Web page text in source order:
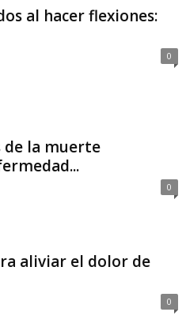
al hacer flexiones:
0
de la muerte
0
aliviar el dolor de
0